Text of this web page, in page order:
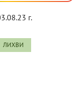
г.
ЛИХВИ